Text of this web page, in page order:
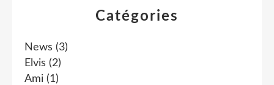
Catégories
News (3)
Elvis (2)
Ami (1)